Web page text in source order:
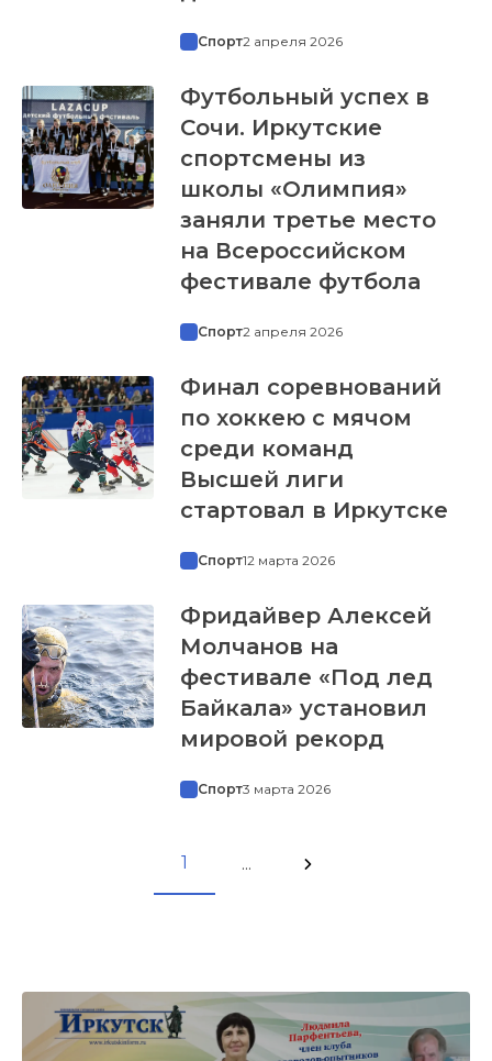
Спорт2 апреля 2026
Футбольный успех в
Сочи. Иркутские
спортсмены из
школы «Олимпия»
заняли третье место
на Всероссийском
фестивале футбола
Спорт2 апреля 2026
Финал соревнований
по хоккею с мячом
среди команд
Высшей лиги
стартовал в Иркутске
Спорт12 марта 2026
Фридайвер Алексей
Молчанов на
фестивале «Под лед
Байкала» установил
мировой рекорд
Спорт3 марта 2026
1 ...